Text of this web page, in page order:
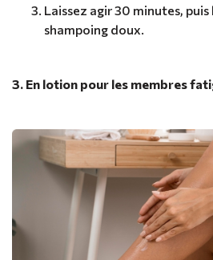
Laissez agir 30 minutes, puis
shampoing doux.
3. En lotion pour les membres